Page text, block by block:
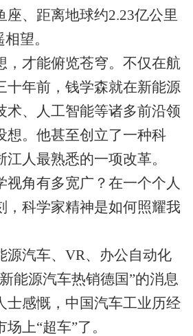
座、距离地球约2.23亿公里
望。
才能俯览苍穹。不仅在航
十年前，钱学森就在新能源
术、人工智能等诸多前沿领
想。他甚至创立了一种科
人最熟悉的一项改革。
角有多宽广？在一个个人
，科学家精神是如何照耀我
汽车、VR、办公自动化
源汽车热销德国”的消息
士感慨，中国汽车工业历经
上“超车”了。